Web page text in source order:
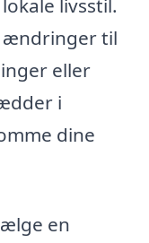
livsstil.
ændringer til
eller
i
dine
en